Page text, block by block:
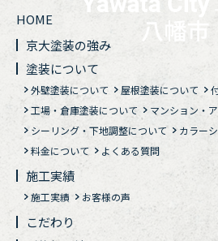
HOME
京大塗装の強み
塗装について
外壁塗装について 屋根塗装について
工場・倉庫塗装について
マンション・
シーリング・下地調整について
カラー
料金について
よくある質問
施工実績
施工実績 お客様の声
こだわり